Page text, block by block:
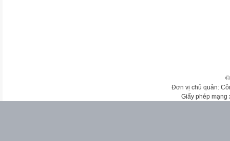
Đơn vị chủ quản:
Giấy phép mạng